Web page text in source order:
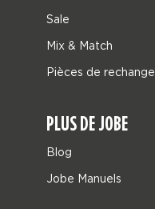
Sale
Mix & Match
Pièces de rechange
PLUS DE JOBE
Blog
Jobe Manuels